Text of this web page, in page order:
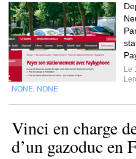
Le
NONE NONE
Vinci en charge
d’un gazoduc en